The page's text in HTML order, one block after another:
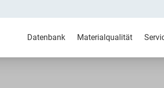
Datenbank Materialqualität